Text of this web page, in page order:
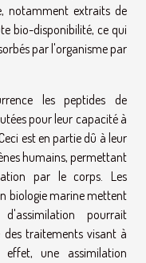
notamment extraits de
bio-disponibilité, ce qui
par l'organisme par
les peptides de
pour leur capacité à
est en partie dû à leur
humains, permettant
par le corps. Les
biologie marine mettent
pourrait
traitements visant à
une assimilation